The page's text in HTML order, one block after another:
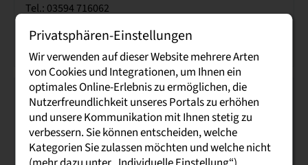
Tel.: 03594 716062
Webseite
Kontakt
BBZ Bautzen e.V.
Löbauer Straße 77
02625 Bautzen
Herr Mirko Heinke
Privatsphären-Einstellungen
Wir verwenden auf dieser Website mehrere Arten
von Cookies und Integrationen, um Ihnen ein
optimales Online-Erlebnis zu ermöglichen, die
Nutzerfreundlichkeit unseres Portals zu erhöhen
und unsere Kommunikation mit Ihnen stetig zu
verbessern. Sie können entscheiden, welche
Kategorien Sie zulassen möchten und welche nicht